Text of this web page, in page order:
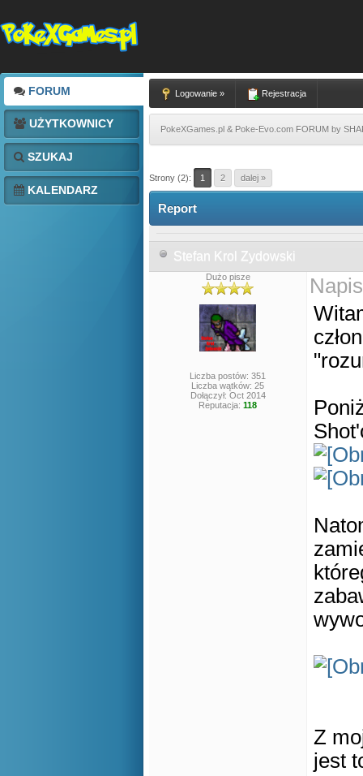
FORUM
UŻYTKOWNICY
SZUKAJ
KALENDARZ
Logowanie » Rejestracja
PokeXGames.pl & Poke-Evo.com FORUM by
Strony (2): 1 2 dalej »
Report
Stefan Krol Zydowski
Dużo pisze
Liczba postów: 351
Liczba wątków: 25
Dołączył: Oct 2014
Reputacja: 118
Z
jest